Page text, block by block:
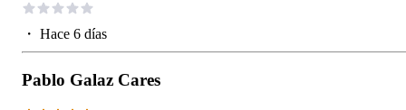
・ Hace 6 días
Pablo Galaz Cares